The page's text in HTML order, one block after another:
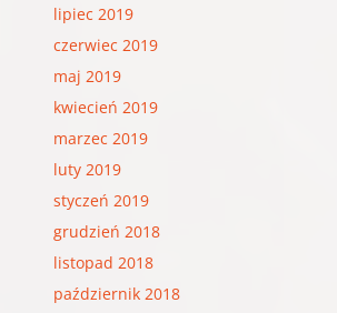
lipiec 2019
czerwiec 2019
maj 2019
kwiecień 2019
marzec 2019
luty 2019
styczeń 2019
grudzień 2018
listopad 2018
październik 2018